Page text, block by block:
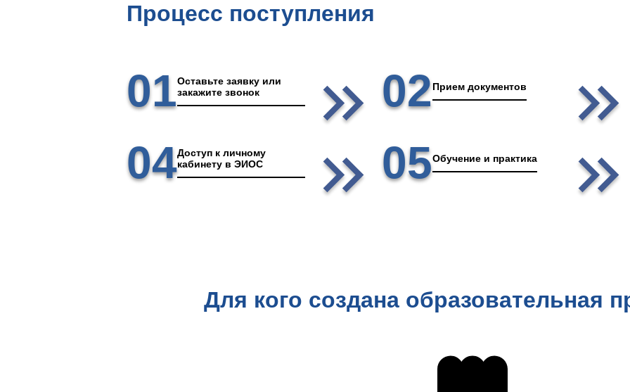
Процесс поступления
01Оставьте заявку или
закажите звонок
02Прием документов
04Доступ к личному
кабинету в ЭИОС
05Обучение и практика
Для кого создана образовательная